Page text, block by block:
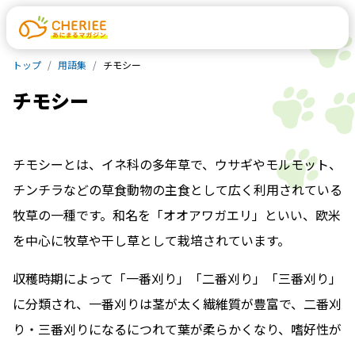
トップ 用語集 チモシー
チモシー
チモシーとは、イネ科の多年草で、ウサギやモルモット、
チンチラなどの草食動物の主食として広く利用されている
牧草の一種です。和名を「オオアワガエリ」といい、欧米
を中心に牧草や干し草として栽培されています。
収穫時期によって「一番刈り」「二番刈り」「三番刈り」
に分類され、一番刈りは茎が太く繊維質が豊富で、二番刈
り・三番刈りになるにつれて葉が柔らかくなり、嗜好性が